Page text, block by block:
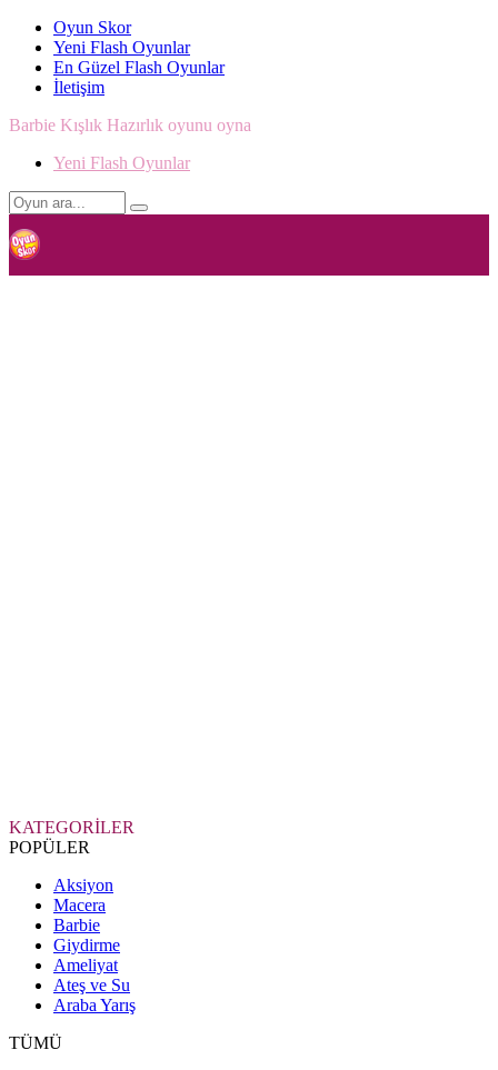
Oyun Skor
Yeni Flash Oyunlar
En Güzel Flash Oyunlar
İletişim
Barbie Kışlık Hazırlık oyunu oyna
Yeni Flash Oyunlar
KATEGORİLER
POPÜLER
Aksiyon
Macera
Barbie
Giydirme
Ameliyat
Ateş ve Su
Araba Yarış
TÜMÜ